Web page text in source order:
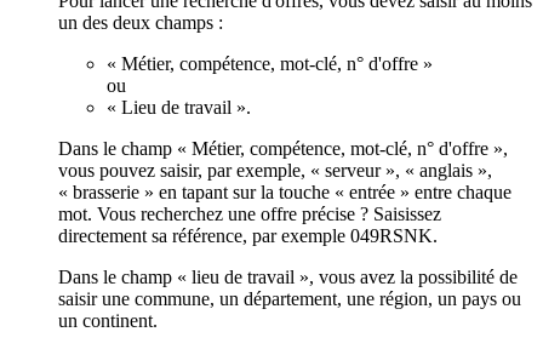
un des deux champs :
« Métier, compétence, mot-clé, n° d'offre »
ou
« Lieu de travail ».
Dans le champ « Métier, compétence, mot-clé, n° d'offre »,
vous pouvez saisir, par exemple, « serveur », « anglais »,
« brasserie » en tapant sur la touche « entrée » entre chaque
mot. Vous recherchez une offre précise ? Saisissez
directement sa référence, par exemple 049RSNK.
Dans le champ « lieu de travail », vous avez la possibilité de
saisir une commune, un département, une région, un pays ou
un continent.